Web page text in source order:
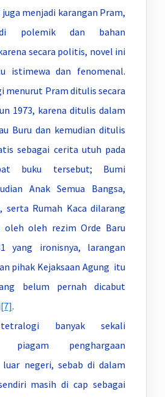
menjadi karangan Pram,
polemik dan bahan
secara politis, novel ini
istimewa dan fenomenal.
menurut Pram ditulis secara
1973, karena ditulis dalam
Buru dan kemudian ditulis
sebagai cerita utuh pada
buku tersebut; Bumi
Anak Semua Bangsa,
serta Rumah Kaca dilarang
oleh oleh rezim Orde Baru
yang ironisnya, larangan
pihak Kejaksaan Agung itu
belum pernah dicabut
[7].
banyak sekali
piagam penghargaan
negeri, sebab di dalam
masih di cap sebagai